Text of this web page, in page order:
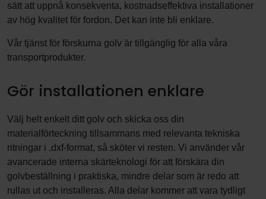
sätt att uppnå konsekventa, kostnadseffektiva installationer
av hög kvalitet för fordon. Det kan inte bli enklare.
Vår tjänst för förskurna golv är tillgänglig för alla våra
transportprodukter.
Gör installationen enklare
Välj helt enkelt ditt golv och skicka oss din
materialförteckning tillsammans med relevanta tekniska
ritningar i .dxf-format, så sköter vi resten. Vi använder vår
avancerade interna skärteknologi för att förskära din
golvbeställning i praktiska, mindre delar som är redo att
rullas ut och installeras. Alla delar kommer att vara tydligt